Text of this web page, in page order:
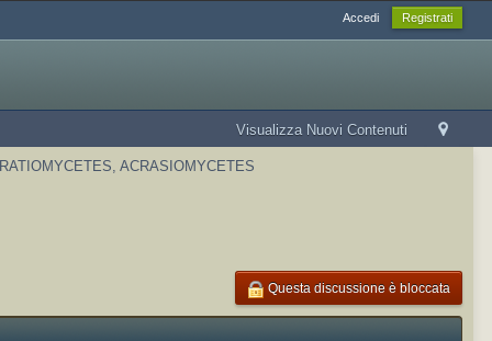
Accedi Registrati
Visualizza Nuovi Contenuti
ACRASIOMYCETES
Questa discussione è bloccata